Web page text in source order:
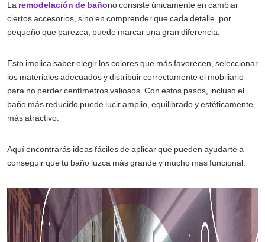
La remodelación de bañono consiste únicamente en cambiar
ciertos accesorios, sino en comprender que cada detalle, por
pequeño que parezca, puede marcar una gran diferencia.
Esto implica saber elegir los colores que más favorecen, seleccionar
los materiales adecuados y distribuir correctamente el mobiliario
para no perder centímetros valiosos. Con estos pasos, incluso el
baño más reducido puede lucir amplio, equilibrado y estéticamente
más atractivo.
Aquí encontrarás ideas fáciles de aplicar que pueden ayudarte a
conseguir que tu baño luzca más grande y mucho más funcional.